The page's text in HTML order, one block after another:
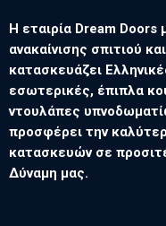
Η εταιρία Dream
ανακαίνισης σπιτιού
κατασκευάζει
εσωτερικές, έπιπλα
ντουλάπες
προσφέρει την
κατασκευών σε
Δύναμη μας.